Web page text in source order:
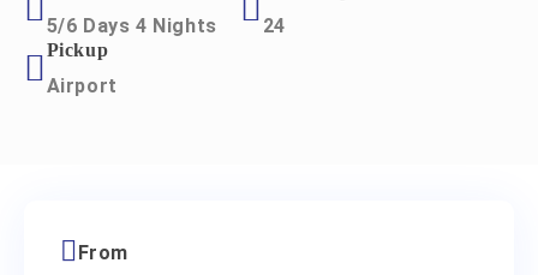
5/6 Days 4 Nights 24
Pickup
Airport
From